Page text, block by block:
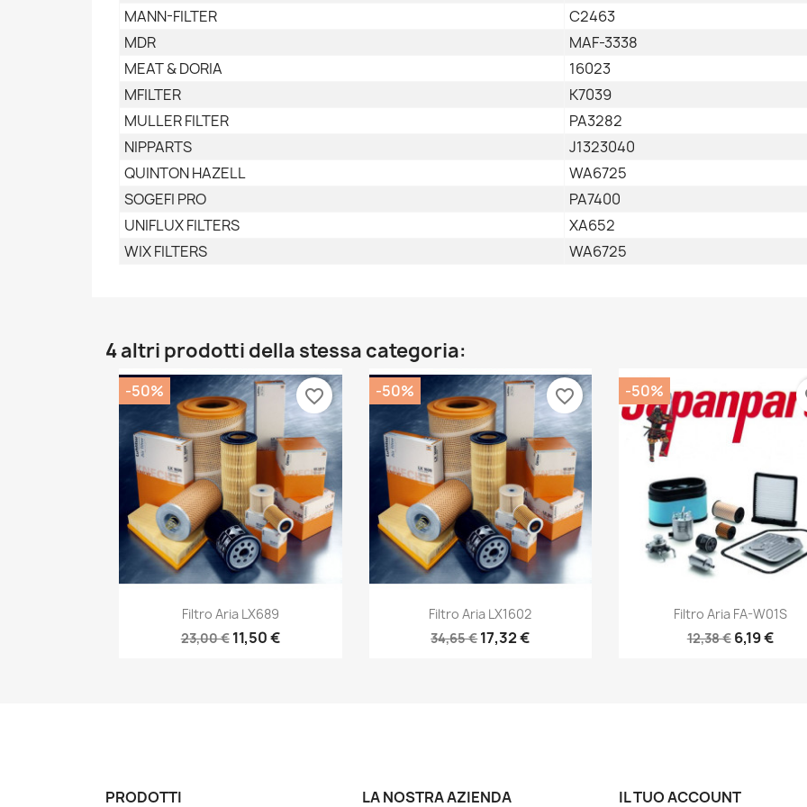
MANN-FILTER
C2463
MDR
MAF-3338
MEAT & DORIA
16023
MFILTER
K7039
MULLER FILTER
PA3282
NIPPARTS
J1323040
QUINTON HAZELL
WA6725
SOGEFI PRO
PA7400
UNIFLUX FILTERS
XA652
WIX FILTERS
WA6725
4 altri prodotti della stessa categoria:
Anteprima
Filtro Aria LX689
23,00 € 11,50 €
-50% favorite_border
Anteprima
Filtro Aria LX1602
34,65 €17,32 €
-50% favorite_border
Anteprima
Filtro Aria FA-W01S
12,38 € 6,19 €
-50%
PRODOTTI LA NOSTRA AZIENDA IL TUO ACCOUNT